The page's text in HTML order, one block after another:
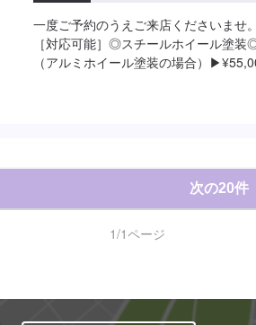
一度ご予約のうえご来店くださいませ
［対応可能］◎スチールホイール塗
（アルミホイール塗装の場合）
次の20件
1/1ページ